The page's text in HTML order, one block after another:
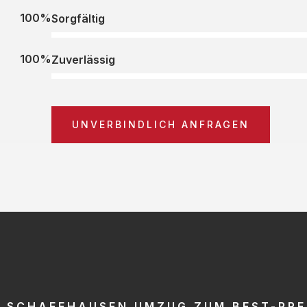
Sorgfältig
100%
Zuverlässig
100%
UNVERBINDLICH ANFRAGEN